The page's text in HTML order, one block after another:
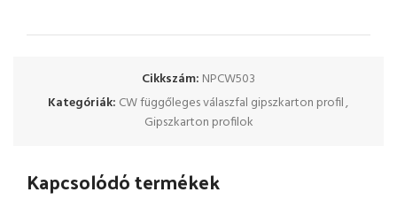
Cikkszám: NPCW503
Kategóriák: CW függőleges válaszfal gipszkarton profil,
Gipszkarton profilok
Kapcsolódó termékek